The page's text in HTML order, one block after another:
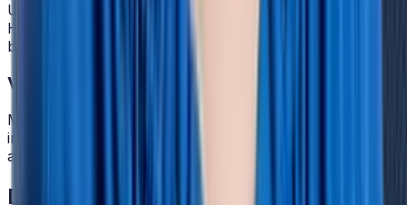
Unsere vollautomatisierte eAU-Abfrage
HR-Manager, sobald sie von den Krankenkassen
bearbeitet in HRlab eingeht.
Vollumfängliche DATEV-Schnittstelle.
Mit der vorbereitenden Lohnabrechnung übergeben Sie
in HRlab alle
Stamm- und Bewegungsdaten
an DATEV.
Das sagen unsere Kunden